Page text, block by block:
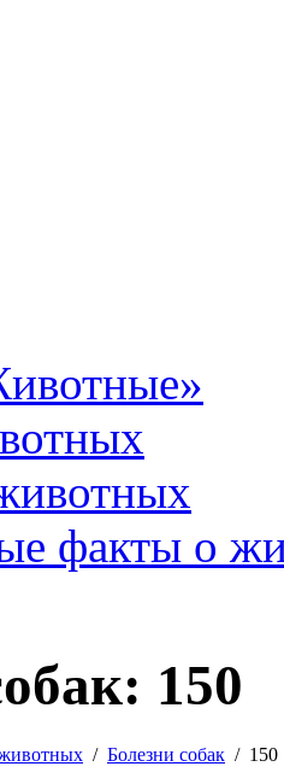
факты о
150
/ Болезни собак / 150